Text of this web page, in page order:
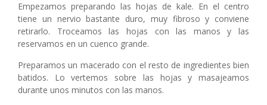
Empezamos preparando las hojas de kale. En el centro
tiene un nervio bastante duro, muy fibroso y conviene
retirarlo. Troceamos las hojas con las manos y las
reservamos en un cuenco grande.
Preparamos un macerado con el resto de ingredientes bien
batidos. Lo vertemos sobre las hojas y masajeamos
durante unos minutos con las manos.